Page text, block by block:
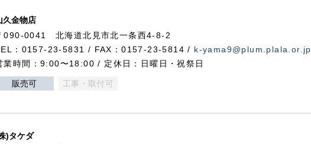
久金物店
090-0041 北海道北見市北一条西4-8-2
：0157-23-5831 / FAX：0157-23-5814 / k-yama9@plum.plala.or.jp
業時間：9:00〜18:00 / 定休日：日曜日・祝祭日
販売可 工事・取付可
)タケダ